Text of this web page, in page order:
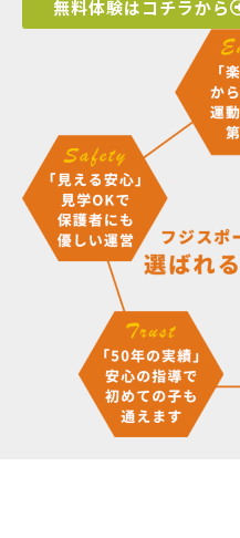
無料体験はコチラから